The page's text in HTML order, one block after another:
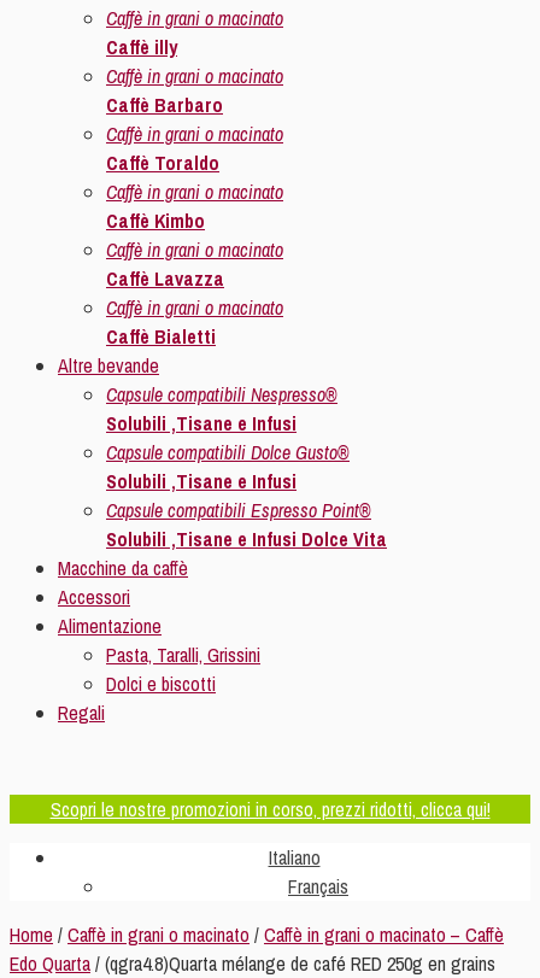
Caffè in grani o macinato
Caffè illy
Caffè in grani o macinato
Caffè Barbaro
Caffè in grani o macinato
Caffè Toraldo
Caffè in grani o macinato
Caffè Kimbo
Caffè in grani o macinato
Caffè Lavazza
Caffè in grani o macinato
Caffè Bialetti
Altre bevande
Capsule compatibili Nespresso®
Solubili ,Tisane e Infusi
Capsule compatibili Dolce Gusto®
Solubili ,Tisane e Infusi
Capsule compatibili Espresso Point®
Solubili ,Tisane e Infusi Dolce Vita
Macchine da caffè
Accessori
Alimentazione
Pasta, Taralli, Grissini
Dolci e biscotti
Regali
Scopri le nostre promozioni in corso, prezzi ridotti, clicca qui!
Italiano
Français
Home /Caffè in grani o macinato /Caffè in grani o macinato – Caffè
Edo Quarta/ (qgra4.8)Quarta mélange de café RED 250g en grains